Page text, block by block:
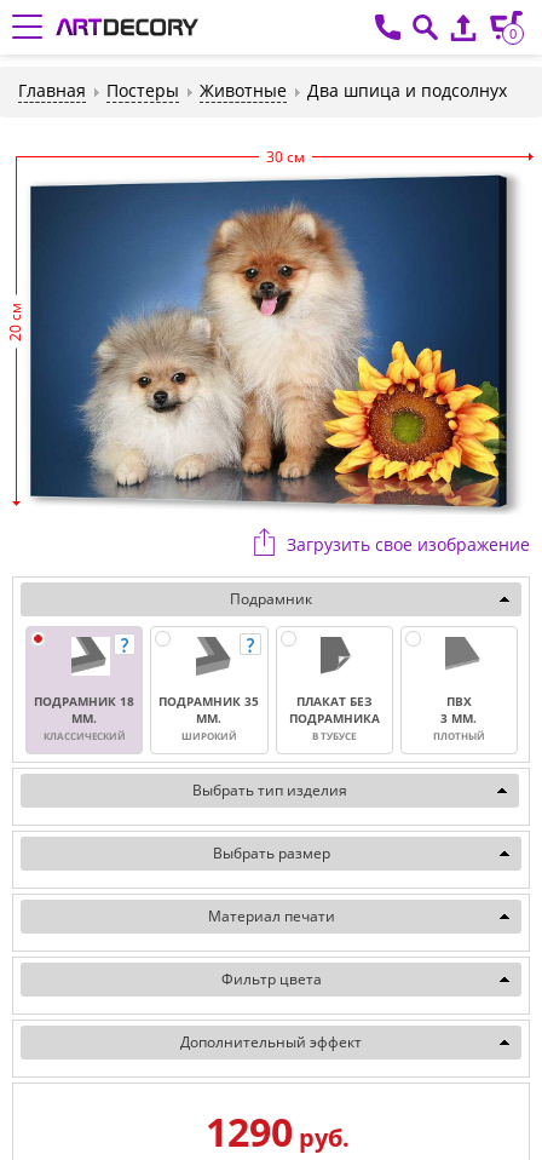
0
Главная Постеры Животные Два шпица и подсолнух
30 см
20 см
Загрузить свое изображение
Подрамник
ПОДРАМНИК 18
ММ.
КЛАССИЧЕСКИЙ
ПОДРАМНИК 35
ММ.
ШИРОКИЙ
ПЛАКАТ БЕЗ
ПОДРАМНИКА
В ТУБУСЕ
ПВХ
3 ММ.
ПЛОТНЫЙ
Выбрать тип изделия
Выбрать размер
Материал печати
Фильтр цвета
Дополнительный эффект
1290руб.